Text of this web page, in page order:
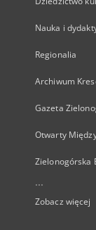
Nauka i
Regionalia
Archiwum
Gazeta
Otwarty
Zielonogórska
...
Zobacz więcej